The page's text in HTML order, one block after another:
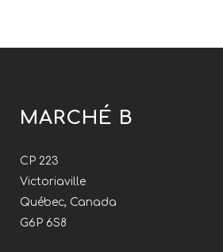
MARCHÉ B
CP 223
Victoriaville
Québec, Canada
G6P 6S8